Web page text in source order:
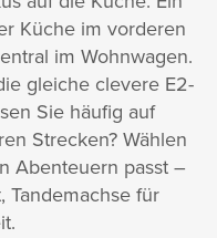
Küche im vorderen
im Wohnwagen.
gleiche clevere E2-
Sie häufig auf
Strecken? Wählen
Abenteuern passt –
Tandemachse für